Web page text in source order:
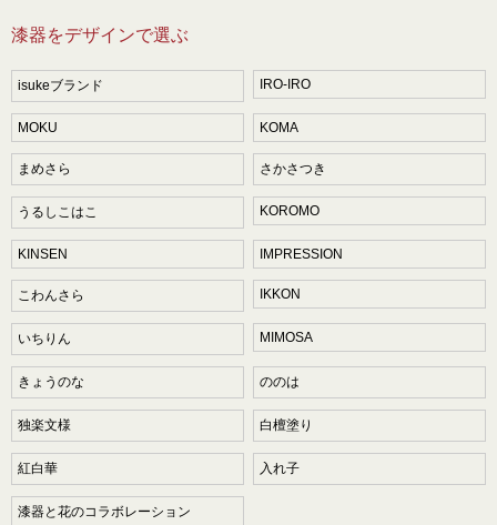
漆器をデザインで選ぶ
isukeブランド IRO-IRO
MOKU KOMA
まめさら さかさつき
うるしこはこ KOROMO
KINSEN IMPRESSION
こわんさら IKKON
いちりん MIMOSA
きょうのな ののは
独楽文様 白檀塗り
紅白華 入れ子
漆器と花のコラボレーション